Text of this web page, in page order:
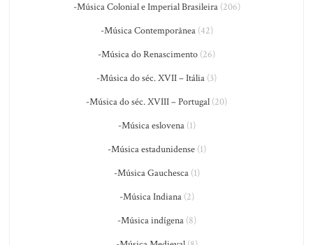
-Música Colonial e Imperial Brasileira(206)
-Música Contemporânea(42)
-Música do Renascimento (26)
-Música do séc. XVII – Itália (3)
-Música do séc. XVIII – Portugal (20)
-Música eslovena(1)
-Música estadunidense(1)
-Música Gauchesca(1)
-Música Indiana(2)
-Música indígena(8)